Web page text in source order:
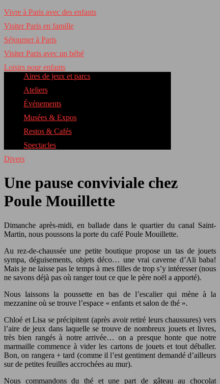
Vivre à Paris avec des enfants
Visiter Paris en famille
Séjourner à Paris
Visiter Paris avec un bébé
Loisirs pour enfants
Aires de jeux et parcs
Ateliers
Événements
Musées & Expos
Restos & Cafés
Spectacles
Divers
Une pause conviviale chez
Poule Mouillette
Dimanche après-midi, en ballade dans le quartier du canal Saint-
Martin, nous poussons la porte du café Poule Mouillette.
Au rez-de-chaussée une petite boutique propose un tas de jouets
sympa, déguisements, objets déco… une vrai caverne d’Ali baba!
Mais je ne laisse pas le temps à mes filles de trop s’y intéresser (nous
ne savons déjà pas où ranger tout ce que le père noël a apporté).
Nous laissons la poussette en bas de l’escalier qui mène à la
mezzanine où se trouve l’espace « enfants et salon de thé ».
Chloé et Lisa se précipitent (après avoir retiré leurs chaussures) vers
l’aire de jeux dans laquelle se trouve de nombreux jouets et livres,
très bien rangés à notre arrivée… on a presque honte que notre
marmaille commence à vider les cartons de jouets et tout déballer.
Bon, on rangera + tard (comme il l’est gentiment demandé d’ailleurs
sur de petites feuilles accrochées au mur).
Nous commandons du thé et une part de gâteau au chocolat